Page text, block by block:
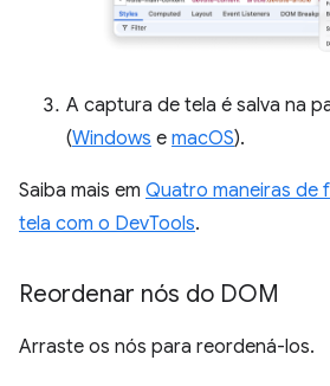
A captura de tela é salva na
(Windows e macOS).
Saiba mais em Quatro maneiras de
tela com o DevTools.
Reordenar nós do DOM
Arraste os nós para reordená-los.